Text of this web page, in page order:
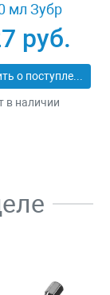
мл Зубр
41235-0
руб.
Сообщить о поступлении
в наличии